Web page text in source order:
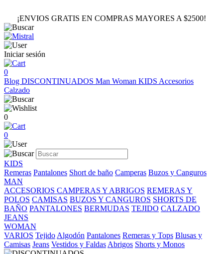
¡ENVIOS GRATIS EN COMPRAS MAYORES A $2500!
Iniciar sesión
0
Blog DISCONTINUADOS Man Woman KIDS Accesorios
Calzado
0
0
KIDS
Remeras Pantalones Short de baño Camperas Buzos y Canguros
MAN
ACCESORIOS CAMPERAS Y ABRIGOS REMERAS Y
POLOS CAMISAS BUZOS Y CANGUROS SHORTS DE
BAÑO PANTALONES BERMUDAS TEJIDO CALZADO
JEANS
WOMAN
VARIOS Tejido Algodón Pantalones Remeras y Tops Blusas y
Camisas Jeans Vestidos y Faldas Abrigos Shorts y Monos